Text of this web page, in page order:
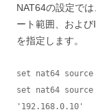
NAT64の設定で
ート範囲、およ
を指定します。
set nat64
set nat64
'192.168.0.10'